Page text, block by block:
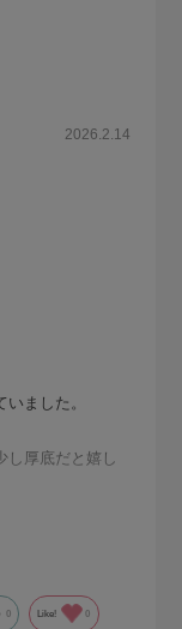
2026.2.14
ました。
し厚底だと嬉し
イズが大きめ
0 Like! 0